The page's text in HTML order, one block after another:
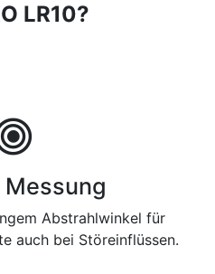
LR10?
Messung
Abstrahlwinkel für
auch bei Störeinflüssen.